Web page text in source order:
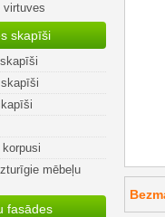
skapīši
korpusi
mēbeļu
fasādes